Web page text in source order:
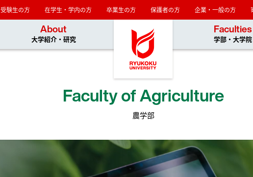
龍谷
受験生の方 在学生・学内の方 卒業生の方 保護者の方 企業・一般の方
About
大学紹介・研究
Faculties
学部・大学院
Faculty of Agriculture
農学部